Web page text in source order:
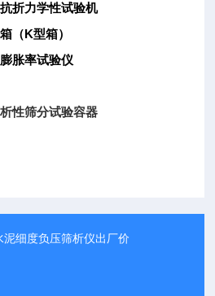
折力学性试验机
（K型箱）
胀率试验仪
性筛分试验容器
泥细度负压筛析仪出厂价